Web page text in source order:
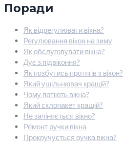
Поради
Як відрегулювати вікна?
Регулювання вікон на зиму
Як обслуговувати вікна?
Дує з підвіконня?
Як позбутись протягів з вікон?
Який ущільнювач кращій?
Чому потіють вікна?
Який склопакет кращій?
Не зачіняється вікно?
Ремонт ручки вікна
Прокручується ручка вікна?